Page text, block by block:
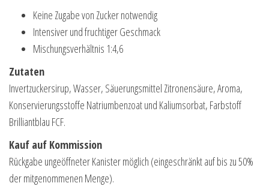
Keine Zugabe von Zucker notwendig
Intensiver und fruchtiger Geschmack
Mischungsverhältnis 1:4,6
Zutaten
Invertzuckersirup, Wasser, Säuerungsmittel Zitronensäure, Aroma,
Konservierungsstoffe Natriumbenzoat und Kaliumsorbat, Farbstoff
Brilliantblau FCF.
Kauf auf Kommission
Rückgabe ungeöffneter Kanister möglich (eingeschränkt auf bis zu 50%
der mitgenommenen Menge).